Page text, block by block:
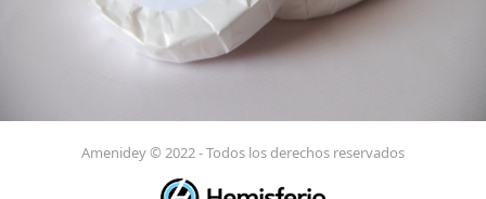
Amenidey © 2022 - Todos los derechos reservados